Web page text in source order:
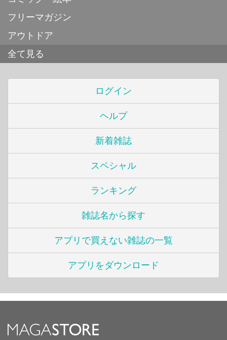
フリーマガジン
アウトドア
全て見る
ログイン
ヘルプ
新着雑誌
スペシャル
ランキング
雑誌名から探す
アプリで買えない雑誌の一覧
アプリをダウンロード